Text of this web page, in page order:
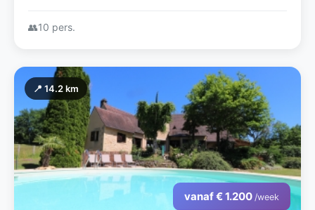
👥10 pers.
📍 14.2 km
vanaf € 1.200 /week